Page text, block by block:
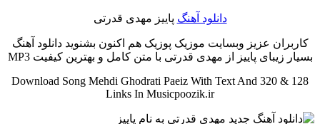
دانلود آهنگ پاییز مهدی قدرتی
کاربران عزیز وبسایت موزیک پوزیک هم اکنون بشنوید دانلود آهنگ
بسیار زیبای پاییز از مهدی قدرتی با متن کامل و بهترین کیفیت MP3
Download Song Mehdi Ghodrati Paeiz With Text And 320 & 128
Links In Musicpoozik.ir